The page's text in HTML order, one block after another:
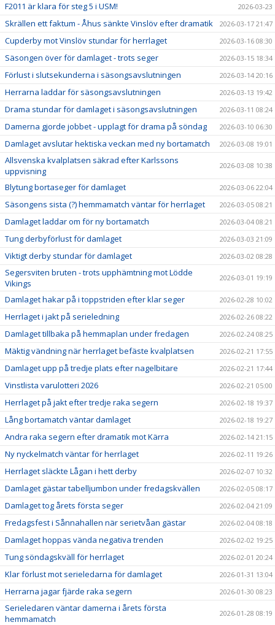
F2011 är klara för steg 5 i USM! 2026-03-23
Skrällen ett faktum - Åhus sänkte Vinslöv efter dramatik 2026-03-17 21:47
Cupderby mot Vinslöv stundar för herrlaget 2026-03-16 08:30
Säsongen över för damlaget - trots seger 2026-03-15 18:34
Förlust i slutsekunderna i säsongsavslutningen 2026-03-14 20:16
Herrarna laddar för säsongsavslutningen 2026-03-13 19:42
Drama stundar för damlaget i säsongsavslutningen 2026-03-11 08:24
Damerna gjorde jobbet - upplagt för drama på söndag 2026-03-10 06:30
Damlaget avslutar hektiska veckan med ny bortamatch 2026-03-08 19:01
Allsvenska kvalplatsen säkrad efter Karlssons
uppvisning
2026-03-08 10:38
Blytung bortaseger för damlaget 2026-03-06 22:04
Säsongens sista (?) hemmamatch väntar för herrlaget 2026-03-05 08:21
Damlaget laddar om för ny bortamatch 2026-03-04 08:21
Tung derbyförlust för damlaget 2026-03-03 21:09
Viktigt derby stundar för damlaget 2026-03-02 08:28
Segersviten bruten - trots upphämtning mot Lödde
Vikings
2026-03-01 19:19
Damlaget hakar på i toppstriden efter klar seger 2026-02-28 10:02
Herrlaget i jakt på serieledning 2026-02-26 08:22
Damlaget tillbaka på hemmaplan under fredagen 2026-02-24 08:25
Mäktig vändning när herrlaget befäste kvalplatsen 2026-02-21 17:55
Damlaget upp på tredje plats efter nagelbitare 2026-02-21 17:44
Vinstlista varulotteri 2026 2026-02-21 05:00
Herrlaget på jakt efter tredje raka segern 2026-02-18 19:37
Lång bortamatch väntar damlaget 2026-02-18 19:27
Andra raka segern efter dramatik mot Kärra 2026-02-14 21:15
Ny nyckelmatch väntar för herrlaget 2026-02-11 19:26
Herrlaget släckte Lågan i hett derby 2026-02-07 10:32
Damlaget gästar tabelljumbon under fredagskvällen 2026-02-05 08:17
Damlaget tog årets första seger 2026-02-04 21:09
Fredagsfest i Sånnahallen när serietvåan gästar 2026-02-04 08:18
Damlaget hoppas vända negativa trenden 2026-02-02 19:25
Tung söndagskväll för herrlaget 2026-02-01 20:24
Klar förlust mot serieledarna för damlaget 2026-01-31 13:04
Herrarna jagar fjärde raka segern 2026-01-30 08:23
Serieledaren väntar damerna i årets första
hemmamatch
2026-01-28 08:19